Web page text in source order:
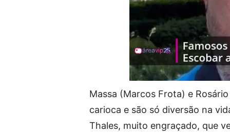
Massa (Marcos Frota) e
carioca e são só diversão na
Thales, muito engraçado, que